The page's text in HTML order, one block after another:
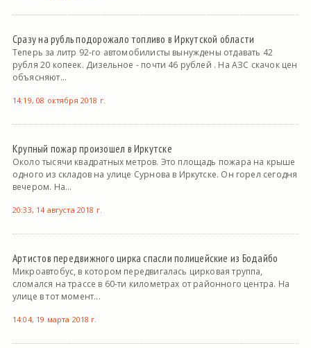
Сразу на рубль подорожало топливо в Иркутской области
Теперь за литр 92-го автомобилисты вынуждены отдавать 42
рубля 20 копеек. Дизельное - почти 46 рублей . На АЗС скачок цен
объясняют...
14:19, 08 октября 2018 г.
Крупный пожар произошел в Иркутске
Около тысячи квадратных метров. Это площадь пожара на крыше
одного из складов на улице Сурнова в Иркутске. Он горел сегодня
вечером. На...
20:33, 14 августа 2018 г.
Артистов передвижного цирка спасли полицейские из Бодайбо
Микроавтобус, в котором передвигалась цирковая труппа,
сломался на трассе в 60-ти километрах от районного центра. На
улице в тот момент...
14:04, 19 марта 2018 г.